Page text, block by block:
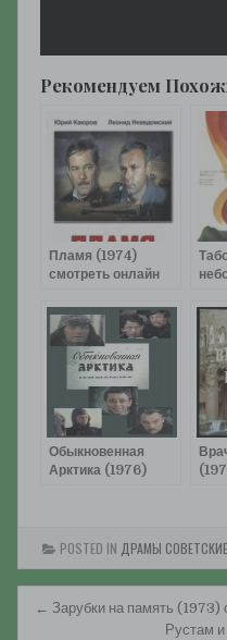
Рекомендуем
Пламя (1974)
смотреть онлайн
Обыкновенная
Арктика (1976)
POSTED IN ДРАМЫ СОВЕТСКИЕ
Навигация
← Зарубки на память (1973)
Рустам